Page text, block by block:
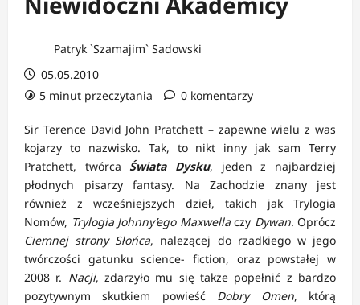
Patryk `Szamajim` Sadowski
05.05.2010
5 minut przeczytania
0 komentarzy
Sir Terence David John Pratchett – zapewne wielu z was
kojarzy to nazwisko. Tak, to nikt inny jak sam Terry
Pratchett, twórca Świata Dysku, jeden z najbardziej
płodnych pisarzy fantasy. Na Zachodzie znany jest
również z wcześniejszych dzieł, takich jak Trylogia
Nomów, Trylogia Johnny’ego Maxwellaczy Dywan. Oprócz
Ciemnej strony Słońca, należącej do rzadkiego w jego
twórczości gatunku science- fiction, oraz powstałej w
2008 r. Nacji, zdarzyło mu się także popełnić z bardzo
pozytywnym skutkiem powieść Dobry Omen, którą